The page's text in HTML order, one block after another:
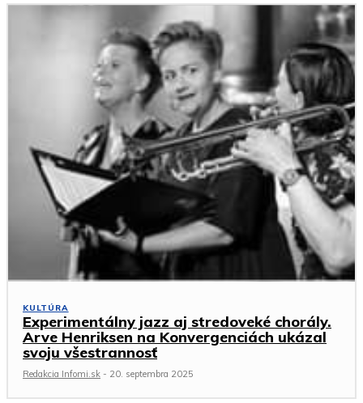
KULTÚRA
Experimentálny jazz aj stredoveké chorály.
Arve Henriksen na Konvergenciách ukázal
svoju všestrannosť
Redakcia Infomi.sk - 20. septembra 2025